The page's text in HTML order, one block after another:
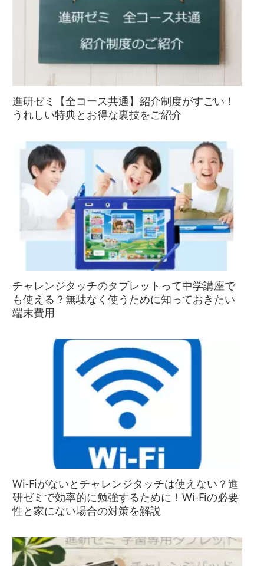
進研ゼミ【全コース共通】紹介制度がすごい！
うれしい特典とお得な裏技をご紹介
チャレンジタッチのタブレットって中学講座で
も使える？無駄なく使うために知っておきたい
端末費用
Wi-Fiがないとチャレンジタッチは使えない？進
研ゼミで効率的に勉強するために！Wi-Fiの必要
性と家にない場合の対策を解説